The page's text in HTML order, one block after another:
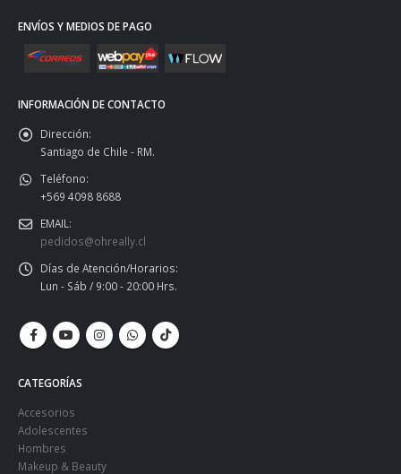
ENVÍOS Y MEDIOS DE PAGO
INFORMACIÓN DE CONTACTO
Dirección:
Santiago de Chile - RM.
Teléfono:
+569 4098 8688
EMAIL:
pedidos@ohreally.cl
Días de Atención/Horarios:
Lun - Sáb / 9:00 - 20:00 Hrs.
CATEGORÍAS
Accesorios
Adolescentes
Hombres
Makeup & Beauty